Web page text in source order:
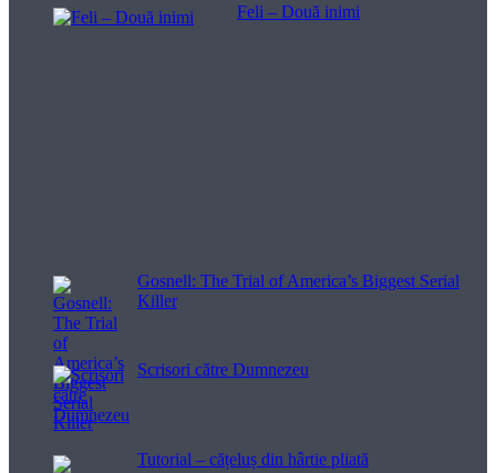
Feli – Două inimi
Gosnell: The Trial of America’s Biggest Serial
Killer
Scrisori către Dumnezeu
Tutorial – cățeluș din hârtie pliată